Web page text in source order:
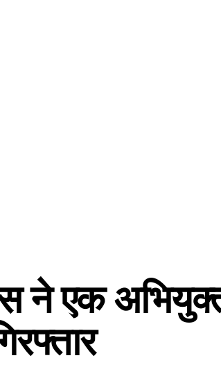
ने एक